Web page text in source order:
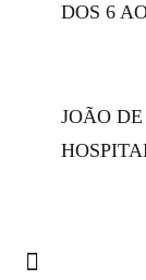
DOS 6
JOÃO